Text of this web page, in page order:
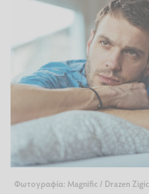
Φωτογραφία: Magnific / Drazen Zigic